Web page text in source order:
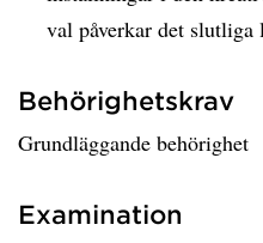
val påverkar det slutliga
Behörighetskrav
Grundläggande behörighet
Examination